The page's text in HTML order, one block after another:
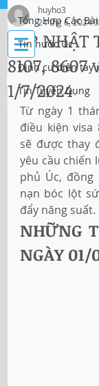
IMMI
Tư vấn Di trú,
Tổng Hợp Các
Tin nước Úc
Định cư diện tay
Tin Tuyển Dụng
CẬP NHẬT
8107, 8607
1/7/2024
huyho3
24 thg 6, 2024
Từ ngày 1
điều kiện visa
sẽ được thay
yêu cầu chiến
phủ Úc,
nạn bóc lột
đẩy năng suất.
NHỮNG
NGÀY 01/